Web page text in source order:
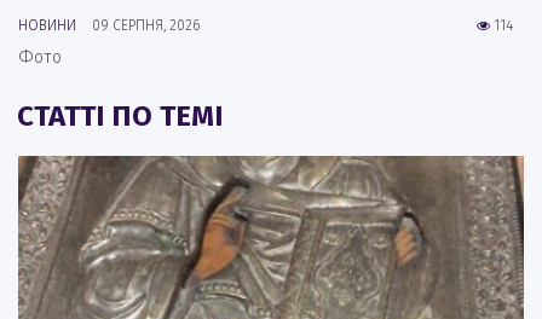
114
НОВИНИ 09 СЕРПНЯ, 2026
Фото
СТАТТІ ПО ТЕМІ